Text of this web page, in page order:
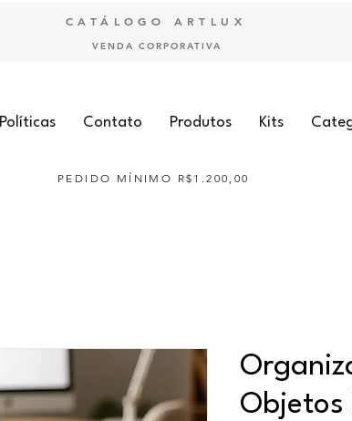
CATÁLOGO ARTLUX
VENDA CORPORATIVA
Políticas Contato Produtos Kits
PEDIDO MÍNIMO R$1.200,00
Objetos